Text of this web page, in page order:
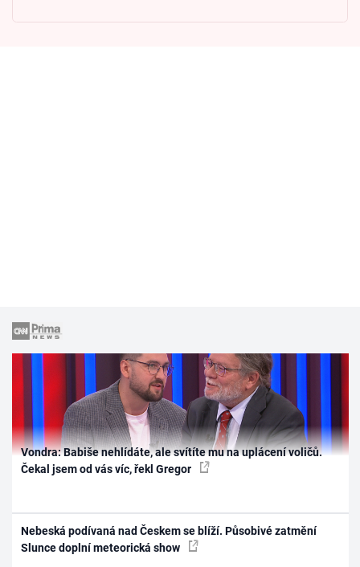
Vondra: Babiše nehlídáte, ale svítíte mu na uplácení voličů.
Čekal jsem od vás víc, řekl Gregor
Nebeská podívaná nad Českem se blíží. Působivé zatmění
Slunce doplní meteorická show